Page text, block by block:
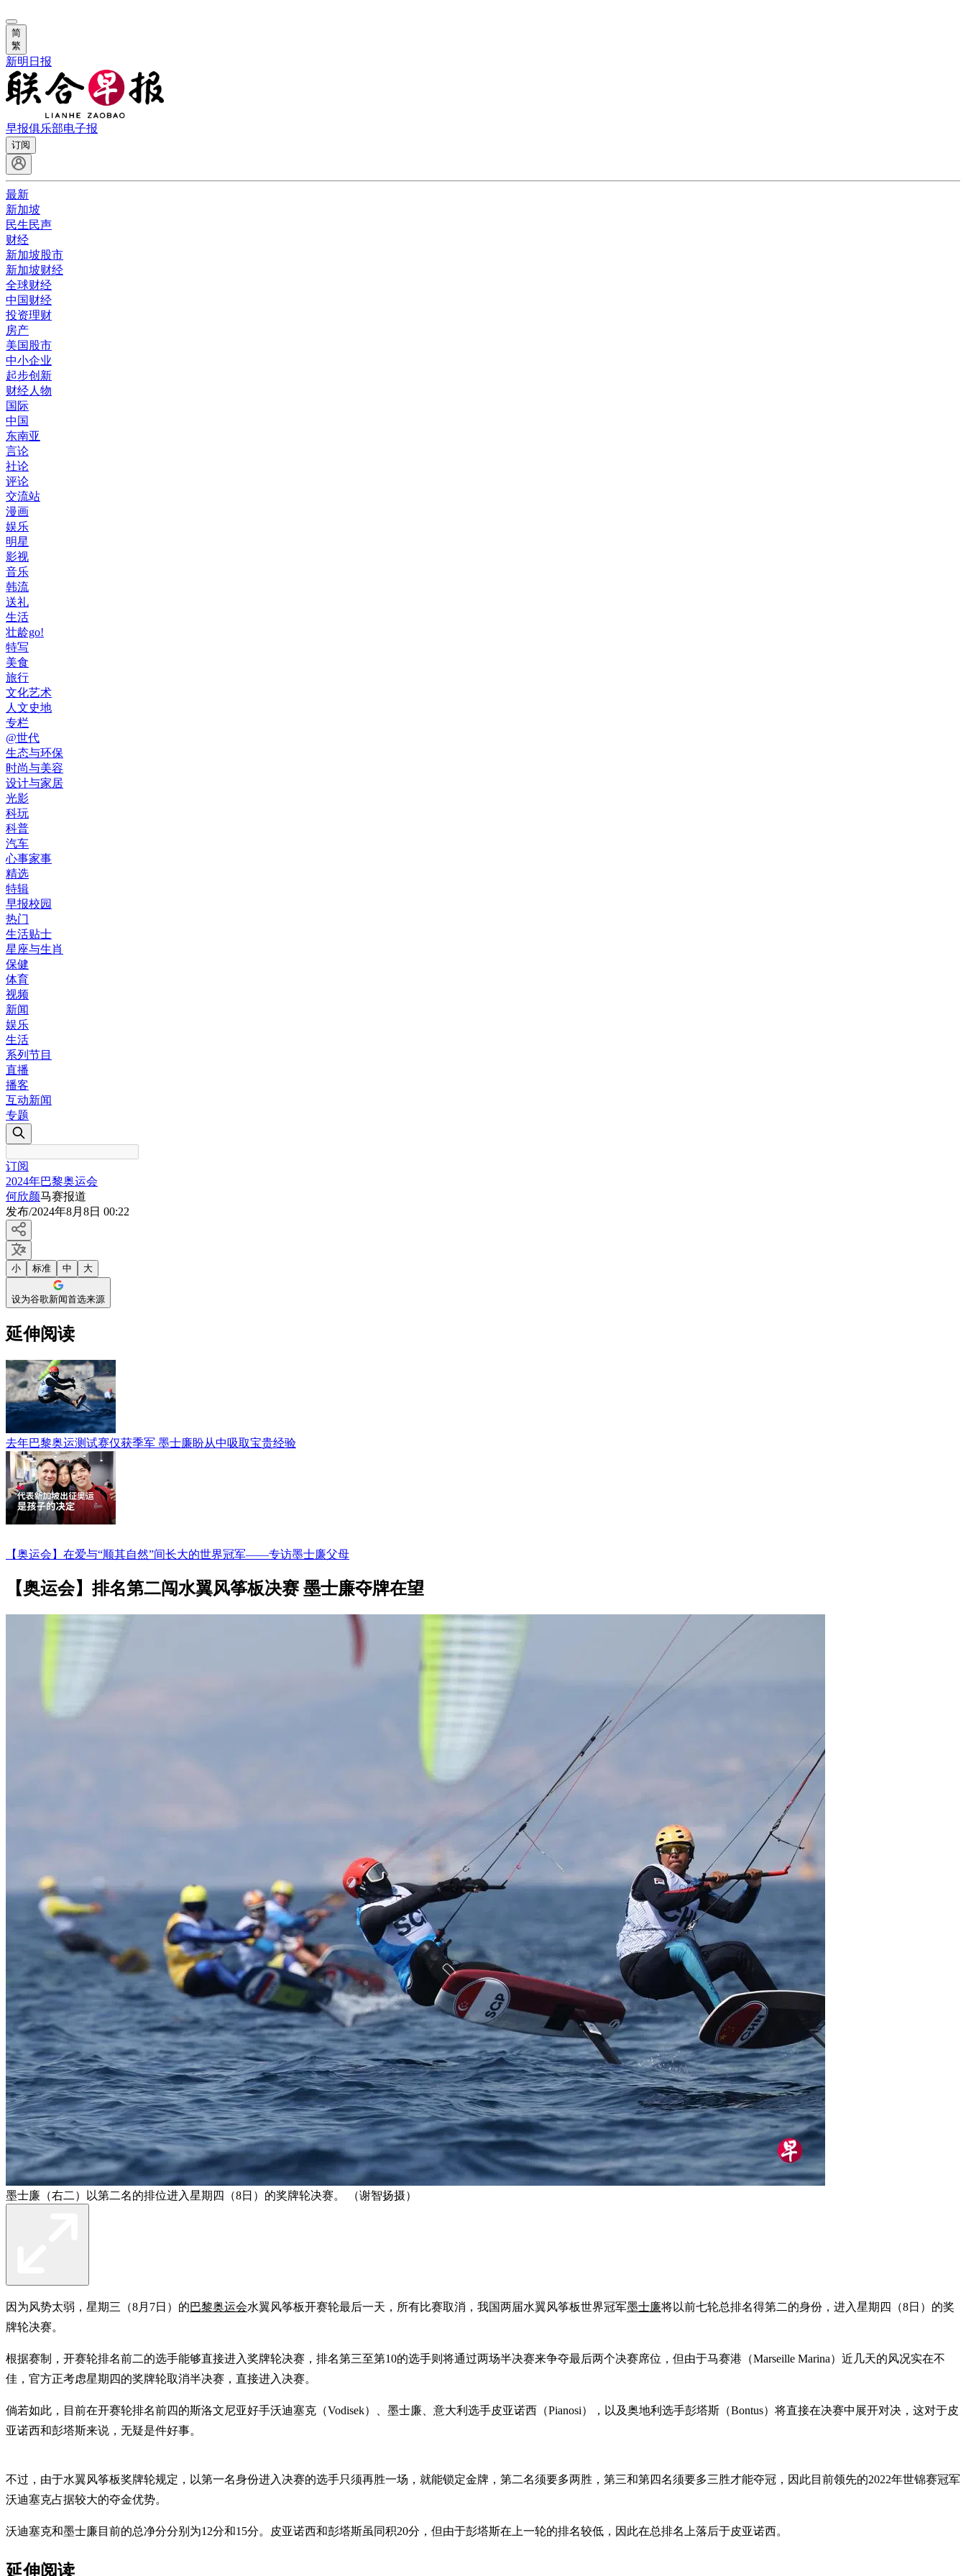
简
繁
新明日报
早报俱乐部电子报
订阅
最新
新加坡
民生民声
财经
新加坡股市
新加坡财经
全球财经
中国财经
投资理财
房产
美国股市
中小企业
起步创新
财经人物
国际
中国
东南亚
言论
社论
评论
交流站
漫画
娱乐
明星
影视
音乐
韩流
送礼
生活
壮龄go!
特写
美食
旅行
文化艺术
人文史地
专栏
@世代
生态与环保
时尚与美容
设计与家居
光影
科玩
科普
汽车
心事家事
精选
特辑
早报校园
热门
生活贴士
星座与生肖
保健
体育
视频
新闻
娱乐
生活
系列节目
直播
播客
互动新闻
专题
订阅
2024年巴黎奥运会
何欣颜马赛报道
发布/2024年8月8日 00:22
小 标准 中 大
设为谷歌新闻首选来源
延伸阅读
去年巴黎奥运测试赛仅获季军 墨士廉盼从中吸取宝贵经验
【奥运会】在爱与“顺其自然”间长大的世界冠军——专访墨士廉父母
【奥运会】排名第二闯水翼风筝板决赛 墨士廉夺牌在望
墨士廉（右二）以第二名的排位进入星期四（8日）的奖牌轮决赛。 （谢智扬摄）
因为风势太弱，星期三（8月7日）的巴黎奥运会水翼风筝板开赛轮最后一天，所有比赛取消，我国两届水翼风筝板世界冠军墨士廉将以前七轮总排名得第二的身份，进入星期四（8日）的奖
牌轮决赛。
根据赛制，开赛轮排名前二的选手能够直接进入奖牌轮决赛，排名第三至第10的选手则将通过两场半决赛来争夺最后两个决赛席位，但由于马赛港（Marseille Marina）近几天的风况实在不
佳，官方正考虑星期四的奖牌轮取消半决赛，直接进入决赛。
倘若如此，目前在开赛轮排名前四的斯洛文尼亚好手沃迪塞克（Vodisek）、墨士廉、意大利选手皮亚诺西（Pianosi），以及奥地利选手彭塔斯（Bontus）将直接在决赛中展开对决，这对于皮
亚诺西和彭塔斯来说，无疑是件好事。
不过，由于水翼风筝板奖牌轮规定，以第一名身份进入决赛的选手只须再胜一场，就能锁定金牌，第二名须要多两胜，第三和第四名须要多三胜才能夺冠，因此目前领先的2022年世锦赛冠军
沃迪塞克占据较大的夺金优势。
沃迪塞克和墨士廉目前的总净分分别为12分和15分。皮亚诺西和彭塔斯虽同积20分，但由于彭塔斯在上一轮的排名较低，因此在总排名上落后于皮亚诺西。
延伸阅读